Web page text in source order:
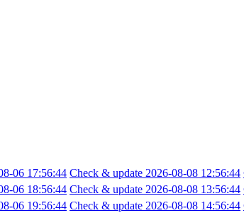
06 17:56:44
06 18:56:44
06 19:56:44
Check & update 2026-08-08 12:56:44
Check & update 2026-08-08 13:56:44
Check & update 2026-08-08 14:56:44